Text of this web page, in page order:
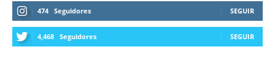
474 Seguidores SEGUIR
4,468 Seguidores SEGUIR